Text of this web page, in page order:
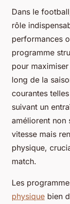
Dans le
rôle
performances
programme
pour
long de la
courantes
suivant un
améliorent non
vitesse mais
physique,
match.
Les
physique bien